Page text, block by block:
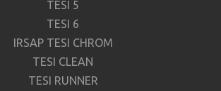
TESI 5
TESI 6
IRSAP TESI CHROM
TESI CLEAN
TESI RUNNER